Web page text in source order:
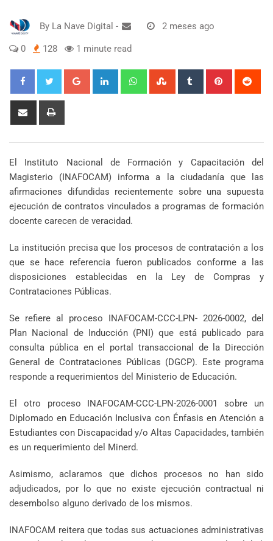
By La Nave Digital - 2 meses ago
0 128 1 minute read
Google+ LinkedIn WhatsappStumbleUpon
Tumblr Pinterest
Share
El Instituto Nacional de Formación y Capacitación del
Magisterio (INAFOCAM) informa a la ciudadanía que las
afirmaciones difundidas recientemente sobre una supuesta
ejecución de contratos vinculados a programas de formación
docente carecen de veracidad.
La institución precisa que los procesos de contratación a los
que se hace referencia fueron publicados conforme a las
disposiciones establecidas en la Ley de Compras y
Contrataciones Públicas.
Se refiere al proceso INAFOCAM-CCC-LPN- 2026-0002, del
Plan Nacional de Inducción (PNI) que está publicado para
consulta pública en el portal transaccional de la Dirección
General de Contrataciones Públicas (DGCP). Este programa
responde a requerimientos del Ministerio de Educación.
El otro proceso INAFOCAM-CCC-LPN-2026-0001 sobre un
Diplomado en Educación Inclusiva con Énfasis en Atención a
Estudiantes con Discapacidad y/o Altas Capacidades, también
es un requerimiento del Minerd.
Asimismo, aclaramos que dichos procesos no han sido
adjudicados, por lo que no existe ejecución contractual ni
desembolso alguno derivado de los mismos.
INAFOCAM reitera que todas sus actuaciones administrativas